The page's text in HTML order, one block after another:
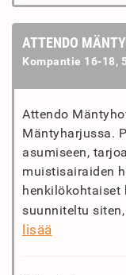
ATTENDO
Kompantie 16-18,
Attendo
Mäntyharjussa.
asumiseen,
muistisairaiden
henkilökohtaiset
suunniteltu
lisää